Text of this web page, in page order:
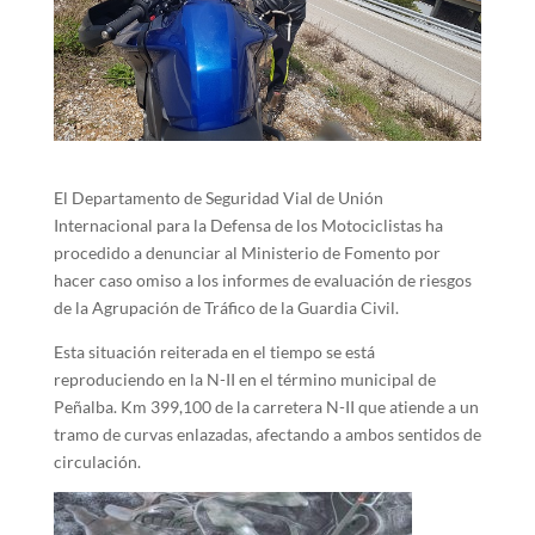
El Departamento de Seguridad Vial de Unión
Internacional para la Defensa de los Motociclistas ha
procedido a denunciar al Ministerio de Fomento por
hacer caso omiso a los informes de evaluación de riesgos
de la Agrupación de Tráfico de la Guardia Civil.
Esta situación reiterada en el tiempo se está
reproduciendo en la N-II en el término municipal de
Peñalba. Km 399,100 de la carretera N-II que atiende a un
tramo de curvas enlazadas, afectando a ambos sentidos de
circulación.